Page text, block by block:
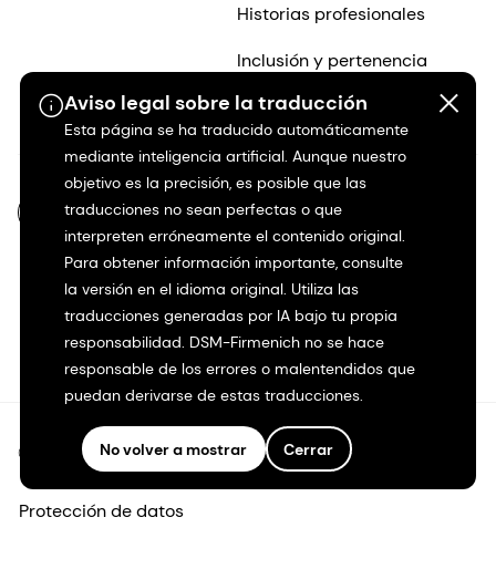
Aviso legal sobre la traducción
Esta página se ha traducido automáticamente
mediante inteligencia artificial. Aunque nuestro
objetivo es la precisión, es posible que las
traducciones no sean perfectas o que
interpreten erróneamente el contenido original.
Para obtener información importante, consulte
la versión en el idioma original. Utiliza las
traducciones generadas por IA bajo tu propia
responsabilidad. DSM-Firmenich no se hace
responsable de los errores o malentendidos que
puedan derivarse de estas traducciones.
No volver a mostrar Cerrar
Historias profesionales
Inclusión y pertenencia
Inicio de su carrera
ES-MX
©2026 dsm-firmenich. Todos los derechos reservados.
Protección de datos